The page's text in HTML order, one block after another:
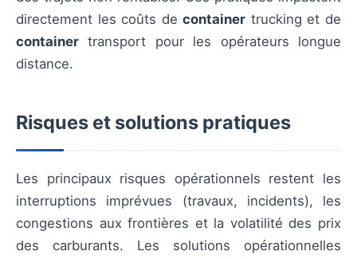
directement les coûts decontainer trucking et de
container transport pour les opérateurs longue
distance.
Risques et solutions pratiques
Les principaux risques opérationnels restent les
interruptions imprévues (travaux, incidents), les
congestions aux frontières et la volatilité des prix
des carburants. Les solutions opérationnelles